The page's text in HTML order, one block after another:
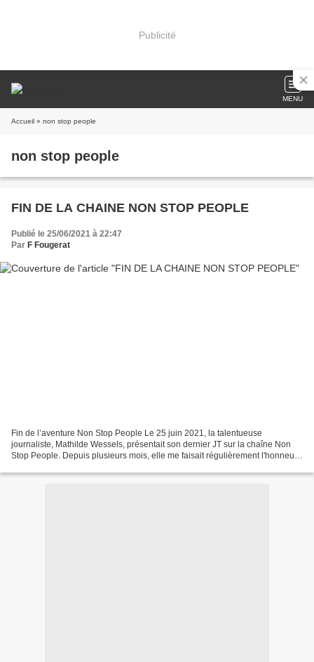
Publicité
MENU
Accueil » non stop people
non stop people
FIN DE LA CHAINE NON STOP PEOPLE
Publié le 25/06/2021 à 22:47
Par F Fougerat
Fin de l’aventure Non Stop People Le 25 juin 2021, la talentueuse
journaliste, Mathilde Wessels, présentait son dernier JT sur la chaîne Non
Stop People. Depuis plusieurs mois, elle me faisait régulièrement l'honneur